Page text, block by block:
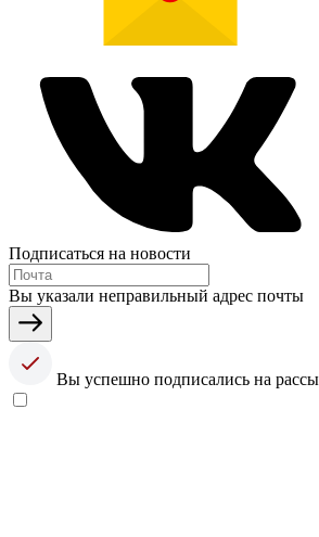
Подписаться на новости
Вы указали неправильный адрес почты
Вы успешно подписались на